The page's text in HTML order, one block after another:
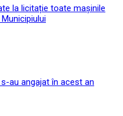
la licitație toate mașinile
au angajat în acest an